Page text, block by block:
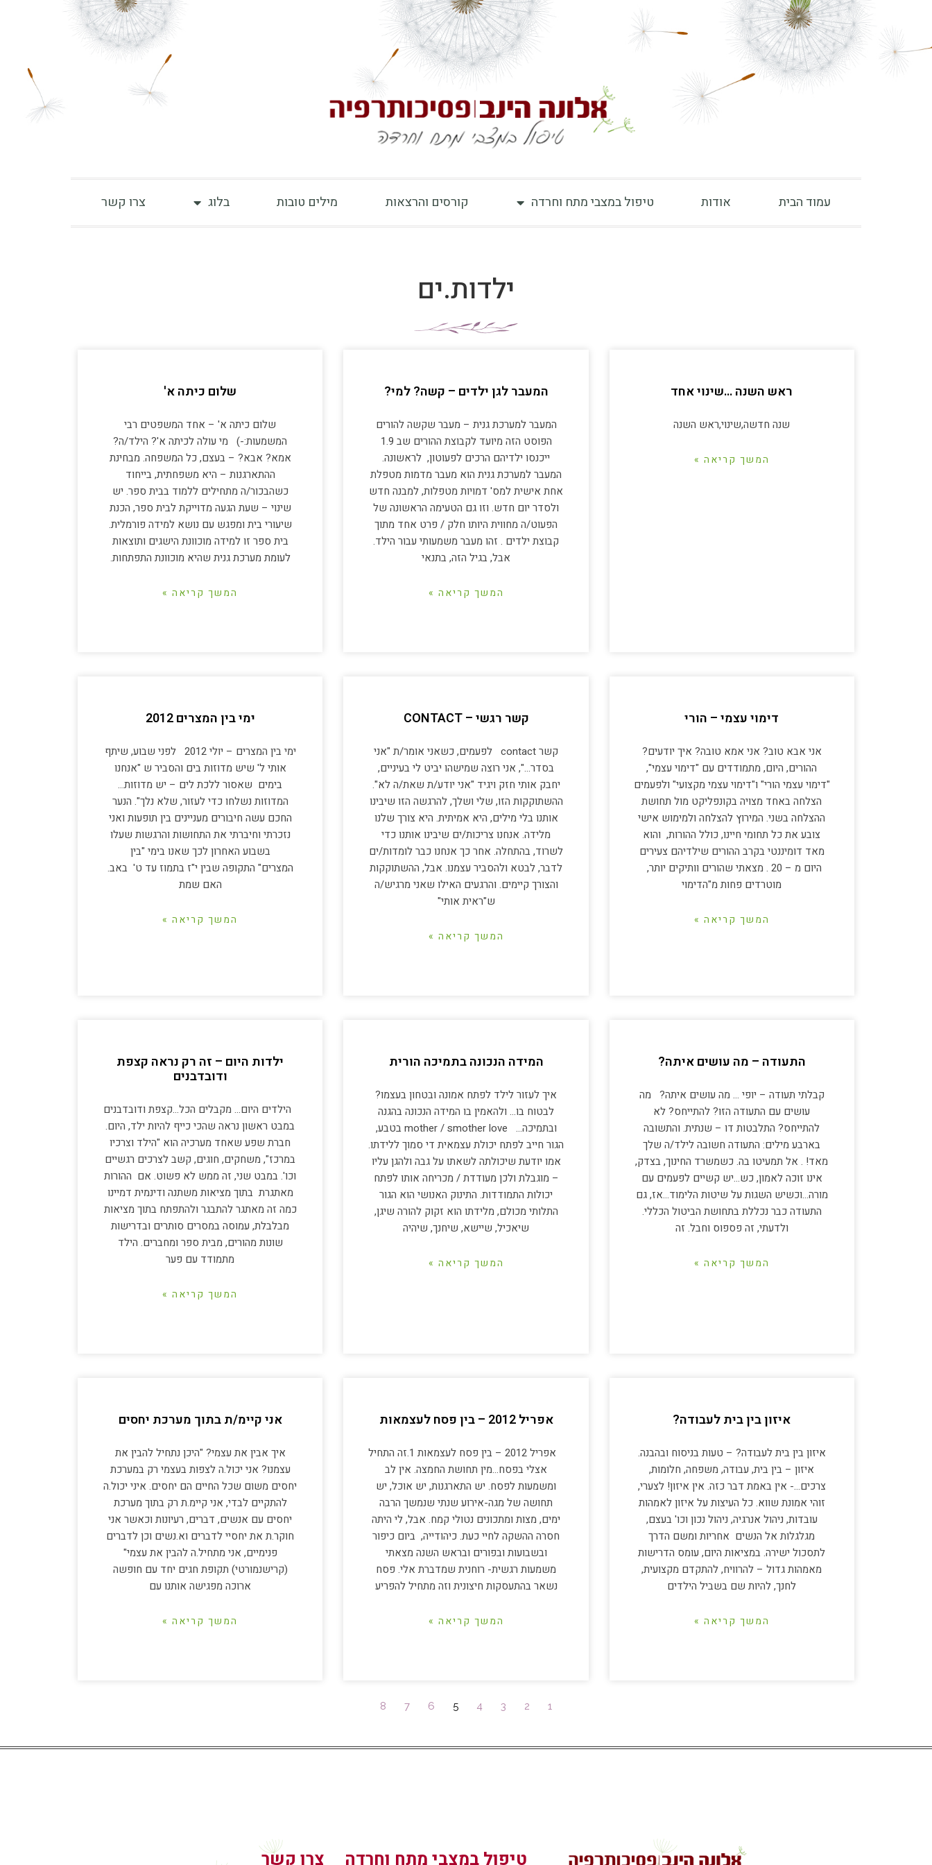
עמוד הבית אודות טיפול במצבי מתח וחרדה קורסים והרצאות מילים טובות בלוג צרו קשר
ילדות.ים
ראש השנה …שינוי אחד
שנה חדשה,שינוי,ראש השנה
המשך קריאה »
המעבר לגן ילדים – קשה? למי?
המעבר למערכת גנית – מעבר שקשה להורים
הפוסט הזה מיועד לקבוצת ההורים שב 1.9
ייכנסו ילדיהם הרכים לפעוטון, לראשונה.
המעבר למערכת גנית הוא מעבר מדמות מטפלת
אחת אישית למס' דמויות מטפלות, למבנה חדש
ולסדר יום חדש. וזו גם הטעימה הראשונה של
הפעוט/ה מחווית היותו חלק / פרט אחד מתוך
קבוצת ילדים . זהו מעבר משמעותי עבור הילד.
אבל, בגיל הזה, בתנאי
המשך קריאה »
שלום כיתה א'
שלום כיתה א' – אחד המשפטים רבי
המשמעות:-) מי עולה לכיתה א'? הילד/ה?
אמא? אבא? – בעצם, כל המשפחה. מבחינת
ההתארגנות – היא משפחתית, בייחוד
כשהבכור/ה מתחילים ללמוד בבית ספר. יש
שינוי – שעת הגעה מדוייקת לבית ספר, הכנת
שיעורי בית ומפגש עם נושא למידה פורמלית.
בית ספר זו למידה מוכוונת הישגים ותוצאות
לעומת מערכת גנית שהיא מוכוונת התפתחות.
המשך קריאה »
דימוי עצמי – הורי
אני אבא טוב? אני אמא טובה? איך יודעים?
ההורים, היום, מתמודדים עם "דימוי עצמי",
"דימוי עצמי הורי" ו"דימוי עצמי מקצועי" ולפעמים
הצלחה באחד מצויה בקונפליקט מול תחושת
ההצלחה בשני. המירוץ להצלחה ולמימוש אישי
צובע את כל תחומי חיינו, כולל ההורות, והוא
מאד דומיננטי בקרב ההורים שילדיהם צעירים
היום מ – 20 . מצאתי שהורים וותיקים יותר,
מוטרדים פחות מ"הדימוי
המשך קריאה »
קשר רגשי – CONTACT
קשר contact לפעמים, כשאני אומר/ת "אני
בסדר…", אני רוצה שמישהו יביט לי בעיניים,
יחבק אותי חזק ויגיד "אני יודע/ת שאת/ה לא".
ההשתוקקות הזו, שלי ושלך, להרגשה הזו שיבינו
אותנו בלי מילים, היא אמיתית. היא צורך שלנו
מלידה. אנחנו צריכות/ים שיבינו אותנו כדי
לשרוד, בהתחלה. אחר כך אנחנו כבר לומדות/ים
לדבר, לבטא ולהסביר עצמנו. אבל, ההשתוקקות
והצורך קיימים. והרגעים האילו שאני מרגיש/ה
ש"ראית אותי"
המשך קריאה »
ימי בין המצרים 2012
ימי בין המצרים – יולי 2012 לפני שבוע, שיתף
אותי ל' שיש מדוזות בים והסביר ש "אנחנו
בימים שאסור ללכת לים – יש מדוזות…
המדוזות נשלחו כדי לעזור, שלא נלך". הנער
החכם עשה חיבורים מעניינים בין תופעות ואני
נזכרתי וחיברתי את התחושות והרגשות שעלו
בשבוע האחרון לכך שאנו בימי "בין
המצרים" התקופה שבין י"ז בתמוז עד ט' באב.
האם שמת
המשך קריאה »
התעודה – מה עושים איתה?
קבלתי תעודה – יופי … מה עושים איתה? מה
עושים עם התעודה הזו? להתייחס? לא
להתייחס? התלבטות דו – שנתית. והתשובה
בארבע מילים: התעודה חשובה לילד/ה שלך
מאד! . אל תמעיטו בה. כשמשרד החינוך, בצדק,
אינו זוכה לאמון, כש…יש קשיים לפעמים עם
מורה…וכשיש השגות על שיטות הלימוד…אז, גם
התעודה כבר נכללת בתחושת הביטול הכללי.
ולדעתי, זה פספוס וחבל. זה
המשך קריאה »
המידה הנכונה בתמיכה הורית
איך לעזור לילד לפתח אמונה ובטחון בעצמו?
לבטוח בו… ולהאמין בו המידה הנכונה בהגנה
ובתמיכה… mother / smother love בטבע,
הגור חייב לפתח יכולת עצמאית די סמוך ללידתו.
אמו יודעת שיכולתה לשאתו על גבה ולהגן עליו
– מוגבלת ולכן מעודדת / מכריחה אותו לפתח
יכולות התמודדות. התינוק האנושי הוא הגור
התלותי מכולם, מלידתו הוא זקוק להורה שיגן,
שיאכיל, שיישא, שיחנך, שיהיה
המשך קריאה »
ילדות היום – זה רק נראה קצפת
ודובדבנים
הילדים היום… מקבלים הכל…קצפת ודובדבנים
במבט ראשון נראה שהכי כייף להיות ילד, היום.
חברת שפע שאחד מערכיה הוא "הילד וצרכיו
במרכז", משחקים, חוגים, קשב לצרכים רגשיים
וכו'. במבט שני, זה ממש לא פשוט. אם ההורות
מאתגרת בתוך מציאות משתנה ודינמית דמיינו
כמה זה מאתגר להתבגר ולהתפתח בתוך מציאות
מבלבלת, עמוסה במסרים סותרים ובדרישות
שונות מהורים, מבית ספר ומחברים. הילד
מתמודד עם פער
המשך קריאה »
איזון בין בית לעבודה?
איזון בין בית לעבודה? – טעות בניסוח ובהבנה.
איזון – בין בית, עבודה, משפחה, חלומות,
צרכים…- אין באמת דבר כזה. אין איזון! לצערי,
זוהי אמונת שווא. כל העיצות על איזון לאמהות
עובדות, ניהול אנרגיה, ניהול נכון וכו' בעצם,
מגלגלות אל הנשים אחריות ומשם הדרך
לתסכול ישירה. במציאות היום, עומס הדרישות
מאמהות גדול – להרוויח, להתקדם מקצועית,
לחנך, להיות שם בשביל הילדים
המשך קריאה »
אפריל 2012 – בין פסח לעצמאות
אפריל 2012 – בין פסח לעצמאות 1.זה התחיל
אצלי בפסח…מין תחושת החמצה. אין לב
ומשמעות לפסח. יש התארגנות, יש אוכל, יש
תחושה של מגה-אירוע שנתי שנמשך הרבה
ימים, מצות ומתכונים נטולי קמח. אבל, לי היתה
חסרה ההשקה לחיי כעת. כיהודייה, ביום כיפור
ובשבועות ובפורים ובראש השנה מצאתי
משמעות רגשית- רוחנית שמדברת אלי. פסח
נשאר בהתעסקות חיצונית וזה מתחיל להפריע
המשך קריאה »
אני קיימ/ת בתוך מערכת יחסים
איך אבין את עצמי? "היכן נתחיל להבין את
עצמנו? אני יכול.ה לצפות בעצמי רק במערכת
יחסים משום שכל החיים הם יחסים. איני יכול.ה
להתקיים לבדי, אני קיימ.ת רק בתוך מערכת
יחסים עם אנשים, דברים, רעיונות וכאשר אני
חוקר.ת את יחסיי לדברים וא.נשים וכן לדברים
פנימיים, אני מתחיל.ה להבין את עצמי"
(קרישנמורטי) תקופת חגים יחד עם חופשה
ארוכה מפגישה אותנו עם
המשך קריאה »
1
2
3
4
5
6
7
8